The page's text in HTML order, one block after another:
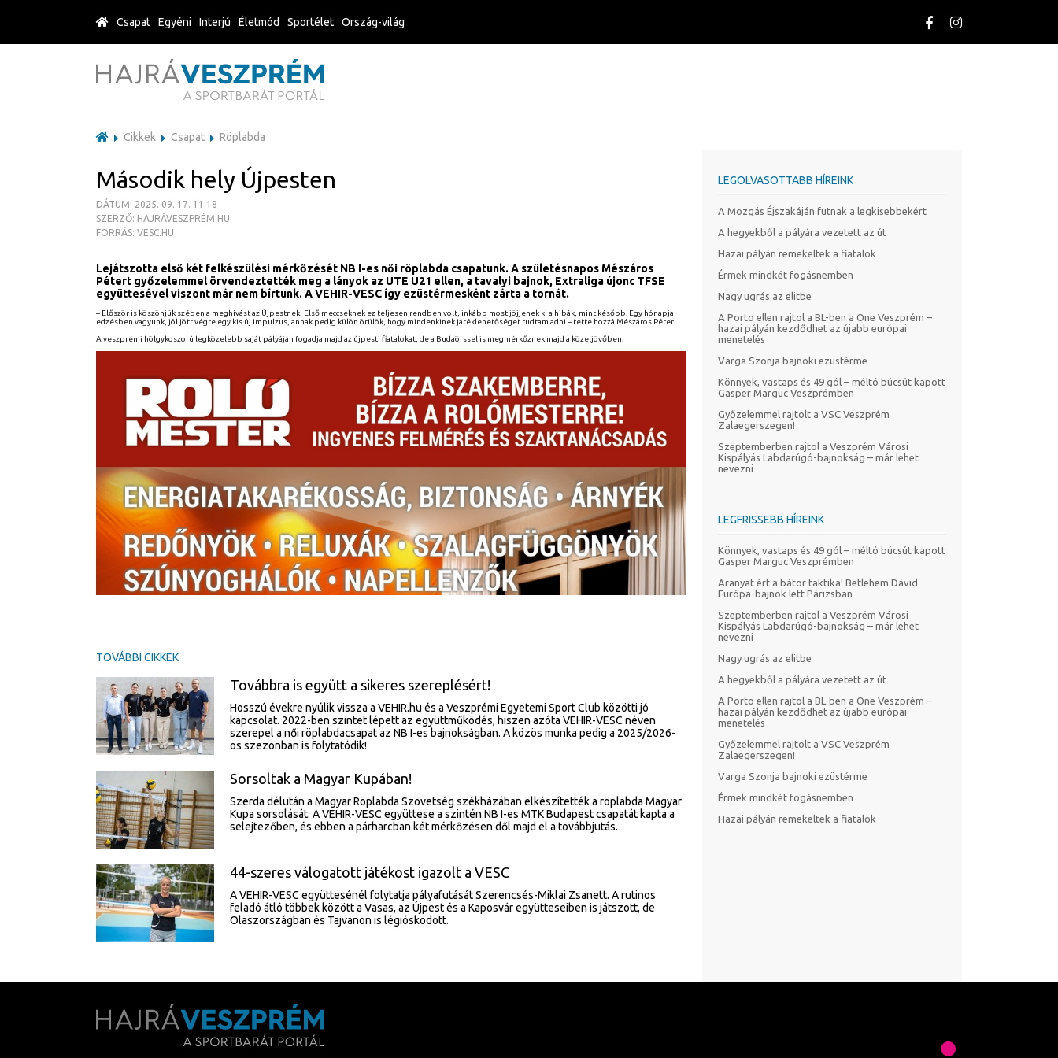
Cikkek Csapat Röplabda
Második hely Újpesten
DÁTUM: 2025. 09. 17. 11:18
SZERZŐ: HAJRÁVESZPRÉM.HU
FORRÁS: VESC.HU
Lejátszotta első két felkészülési mérkőzését NB I-es női röplabda csapatunk. A születésnapos Mészáros
Pétert győzelemmel örvendeztették meg a lányok az UTE U21 ellen, a tavalyi bajnok, Extraliga újonc TFSE
együttesével viszont már nem bírtunk. A VEHIR-VESC így ezüstérmesként zárta a tornát.
– Először is köszönjük szépen a meghívást az Újpestnek! Első meccseknek ez teljesen rendben volt, inkább most jöjjenek ki a hibák, mint később. Egy hónapja
edzésben vagyunk, jól jött végre egy kis új impulzus, annak pedig külön örülök, hogy mindenkinek játéklehetőséget tudtam adni – tette hozzá Mészáros Péter.
A veszprémi hölgykoszorú legközelebb saját pályáján fogadja majd az újpesti fiatalokat, de a Budaörssel is megmérkőznek majd a közeljövőben.
TOVÁBBI CIKKEK
Továbbra is együtt a sikeres szereplésért!
Hosszú évekre nyúlik vissza a VEHIR.hu és a Veszprémi Egyetemi Sport Club közötti jó
kapcsolat. 2022-ben szintet lépett az együttműködés, hiszen azóta VEHIR-VESC néven
szerepel a női röplabdacsapat az NB I-es bajnokságban. A közös munka pedig a 2025/2026-
os szezonban is folytatódik!
Sorsoltak a Magyar Kupában!
Szerda délután a Magyar Röplabda Szövetség székházában elkészítették a röplabda Magyar
Kupa sorsolását. A VEHIR-VESC együttese a szintén NB I-es MTK Budapest csapatát kapta a
selejtezőben, és ebben a párharcban két mérkőzésen dől majd el a továbbjutás.
44-szeres válogatott játékost igazolt a VESC
A VEHIR-VESC együttesénél folytatja pályafutását Szerencsés-Miklai Zsanett. A rutinos
feladó átló többek között a Vasas, az Újpest és a Kaposvár együtteseiben is játszott, de
Olaszországban és Tajvanon is légióskodott.
LEGOLVASOTTABB HÍREINK
A Mozgás Éjszakáján futnak a legkisebbekért
A hegyekből a pályára vezetett az út
Hazai pályán remekeltek a fiatalok
Érmek mindkét fogásnemben
Nagy ugrás az elitbe
A Porto ellen rajtol a BL-ben a One Veszprém –
hazai pályán kezdődhet az újabb európai
menetelés
Varga Szonja bajnoki ezüstérme
Könnyek, vastaps és 49 gól – méltó búcsút kapott
Gasper Marguc Veszprémben
Győzelemmel rajtolt a VSC Veszprém
Zalaegerszegen!
Szeptemberben rajtol a Veszprém Városi
Kispályás Labdarúgó-bajnokság – már lehet
nevezni
LEGFRISSEBB HÍREINK
Könnyek, vastaps és 49 gól – méltó búcsút kapott
Gasper Marguc Veszprémben
Aranyat ért a bátor taktika! Betlehem Dávid
Európa-bajnok lett Párizsban
Szeptemberben rajtol a Veszprém Városi
Kispályás Labdarúgó-bajnokság – már lehet
nevezni
Nagy ugrás az elitbe
A hegyekből a pályára vezetett az út
A Porto ellen rajtol a BL-ben a One Veszprém –
hazai pályán kezdődhet az újabb európai
menetelés
Győzelemmel rajtolt a VSC Veszprém
Zalaegerszegen!
Varga Szonja bajnoki ezüstérme
Érmek mindkét fogásnemben
Hazai pályán remekeltek a fiatalok
Csapat Egyéni Interjú Életmód Sportélet Ország-világ